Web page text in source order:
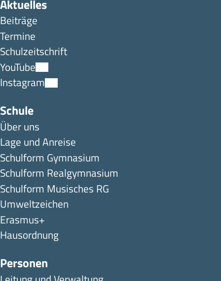
Aktuelles
Beiträge
Termine
Schulzeitschrift
YouTube
Instagram
Schule
Über uns
Lage und Anreise
Schulform Gymnasium
Schulform Realgymnasium
Schulform Musisches RG
Umweltzeichen
Erasmus+
Hausordnung
Personen